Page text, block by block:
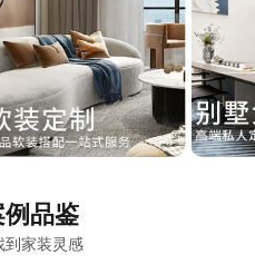
品鉴
到家装灵感